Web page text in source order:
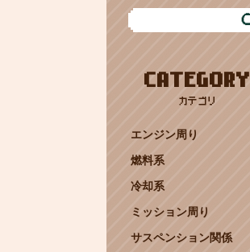
CATEGORY
カテゴリ
エンジン周り
燃料系
冷却系
ミッション周り
サスペンション関係